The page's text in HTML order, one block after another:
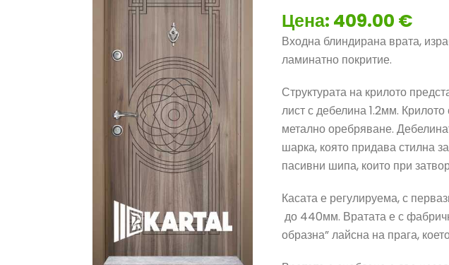
Цена: 409.00 €
Входна блиндирана врата,
ламинатно покритие.
Структурата на крилото
лист с дебелина 1.2мм.
метално оребряване.
шарка, която придава стилна
пасивни шипа, които при
Касата е регулируема, с
до 440мм. Вратата е с
образна” лайсна на прага,